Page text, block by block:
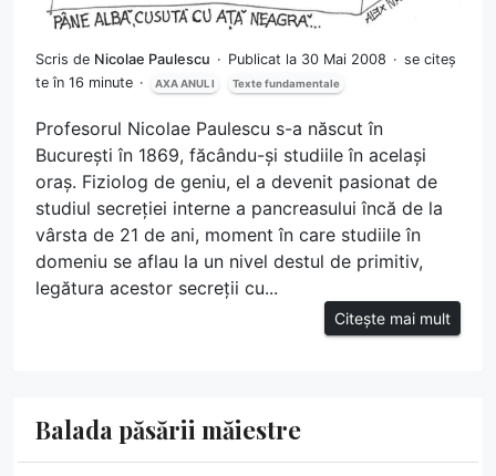
Scris de Nicolae Paulescu Publicat la 30 Mai 2008
se citeș
te în 16 minute
AXA ANUL I Texte fundamentale
Profesorul Nicolae Paulescu s-a născut în
București în 1869, făcându-și studiile în același
oraș. Fiziolog de geniu, el a devenit pasionat de
studiul secreției interne a pancreasului încă de la
vârsta de 21 de ani, moment în care studiile în
domeniu se aflau la un nivel destul de primitiv,
legătura acestor secreții cu...
Citește mai mult
Balada păsării măiestre